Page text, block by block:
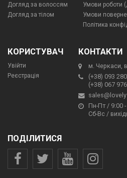
Догляд за волоссям
Догляд за тілом
Умови роботи
Умови
Політика
КОРИСТУВАЧ
Увійти
Реєстрація
КОНТАКТИ
м. Черкаси,
(+38) 093
(+38) 067
Пн-Пт / 9:00 -
Сб-Вс /
ПОДІЛИТИСЯ